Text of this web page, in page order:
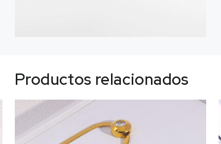
Productos relacionados